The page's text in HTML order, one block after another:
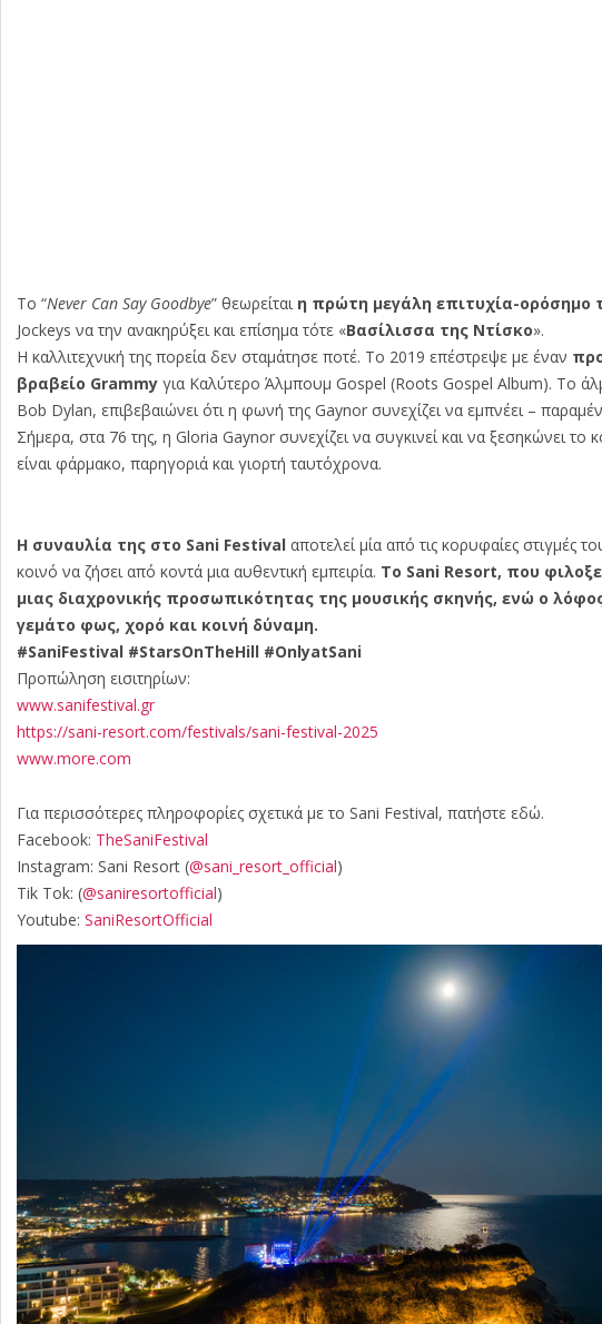
Το “Never Can Say Goodbye” θεωρείται η πρώτη μεγάλη επιτυχία-ορόσημο
Jockeys να την ανακηρύξει και επίσημα τότε «Βασίλισσα της Ντίσκο».
Η καλλιτεχνική της πορεία δεν σταμάτησε ποτέ. Το 2019 επέστρεψε με έναν
βραβείο Grammy για Καλύτερο Άλμπουμ Gospel (Roots Gospel Album). Το
Bob Dylan, επιβεβαιώνει ότι η φωνή της Gaynor συνεχίζει να εμπνέει –
Σήμερα, στα 76 της, η Gloria Gaynor συνεχίζει να συγκινεί και να ξεσηκώνει
είναι φάρμακο, παρηγοριά και γιορτή ταυτόχρονα.
Η συναυλία της στο Sani Festival αποτελεί μία από τις κορυφαίες στιγμές
κοινό να ζήσει από κοντά μια αυθεντική εμπειρία. Το Sani Resort, που
μιας διαχρονικής προσωπικότητας της μουσικής σκηνής, ενώ ο
γεμάτο φως, χορό και κοινή δύναμη.
#SaniFestival #StarsOnTheHill #OnlyatSani
Προπώληση εισιτηρίων:
www.sanifestival.gr
https://sani-resort.com/festivals/sani-festival-2025
www.more.com
Για περισσότερες πληροφορίες σχετικά με το Sani Festival, πατήστε εδώ.
Facebook: TheSaniFestival
Instagram: Sani Resort (@sani_resort_official)
Τik Tok: (@saniresortofficial)
Youtube: SaniResortOfficial